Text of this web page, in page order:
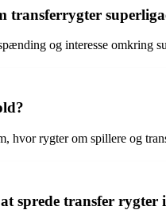
og interesse omkring
hvor rygter om spillere og
sprede transfer rygter